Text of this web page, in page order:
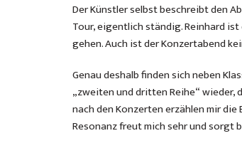
Der Künstler selbst beschreibt den
Tour, eigentlich ständig. Reinhard
gehen. Auch ist der Konzertabend
Genau deshalb finden sich neben
„zweiten und dritten Reihe“ wieder,
nach den Konzerten erzählen mir
Resonanz freut mich sehr und sorgt